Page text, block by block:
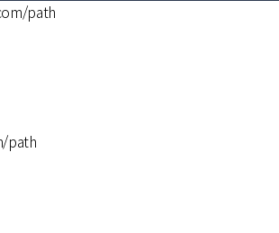
path
path